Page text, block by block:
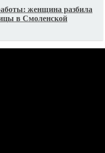
женщина разбила
в Смоленской